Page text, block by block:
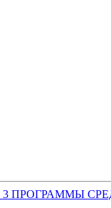
3 ПРОГРАММЫ